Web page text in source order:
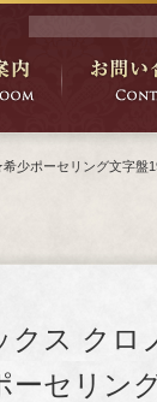
少ポーセリング文字盤
ス クロ
ーセリン